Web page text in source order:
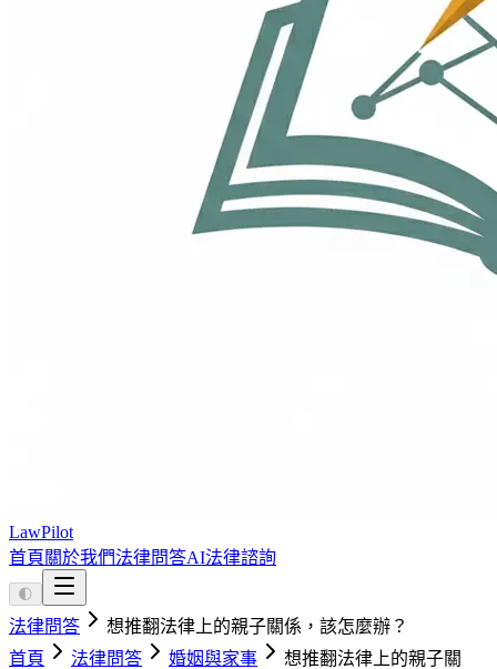
LawPilot
首頁 關於我們法律問答AI法律諮詢
🌓
法律問答
想推翻法律上的親子關係，該怎麼辦？
首頁
法律問答 婚姻與家事
想推翻法律上的親子關